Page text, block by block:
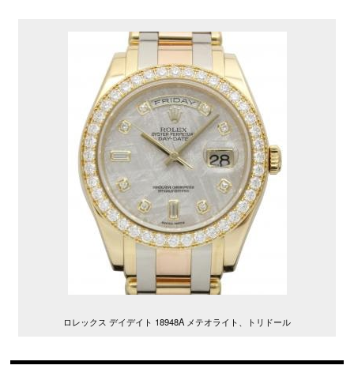
ロレックス デイデイト 18948A メテオライト、トリドール